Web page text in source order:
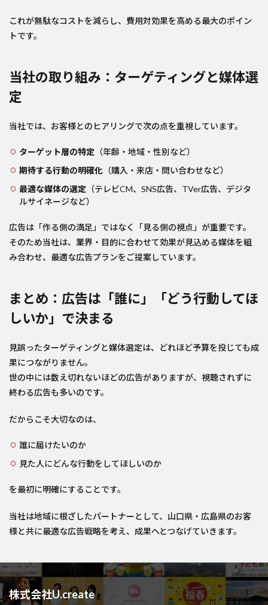
これが無駄なコストを減らし、費用対効果を高める最大のポイン
トです。
当社の取り組み：ターゲティングと媒体選
定
当社では、お客様とのヒアリングで次の点を重視しています。
ターゲット層の特定 （年齢・地域・性別など）
期待する行動の明確化 （購入・来店・問い合わせなど）
最適な媒体の選定 （テレビCM、SNS広告、TVer広告、デジタ
ルサイネージなど）
広告は「作る側の満足」ではなく「見る側の視点」が重要です。
そのため当社は、業界・目的に合わせて効果が見込める媒体を組
み合わせ、最適な広告プランをご提案しています。
まとめ：広告は「誰に」「どう行動してほ
しいか」で決まる
見誤ったターゲティングと媒体選定は、どれほど予算を投じても成
果につながりません。
世の中には数え切れないほどの広告がありますが、視聴されずに
終わる広告も多いのです。
だからこそ大切なのは、
誰に届けたいのか
見た人にどんな行動をしてほしいのか
を最初に明確にすることです。
当社は地域に根ざしたパートナーとして、山口県・広島県のお客
様と共に最適な広告戦略を考え、成果へとつなげていきます。
株式会社U.create